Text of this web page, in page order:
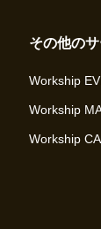
その他の
Workship
Workship
Workship